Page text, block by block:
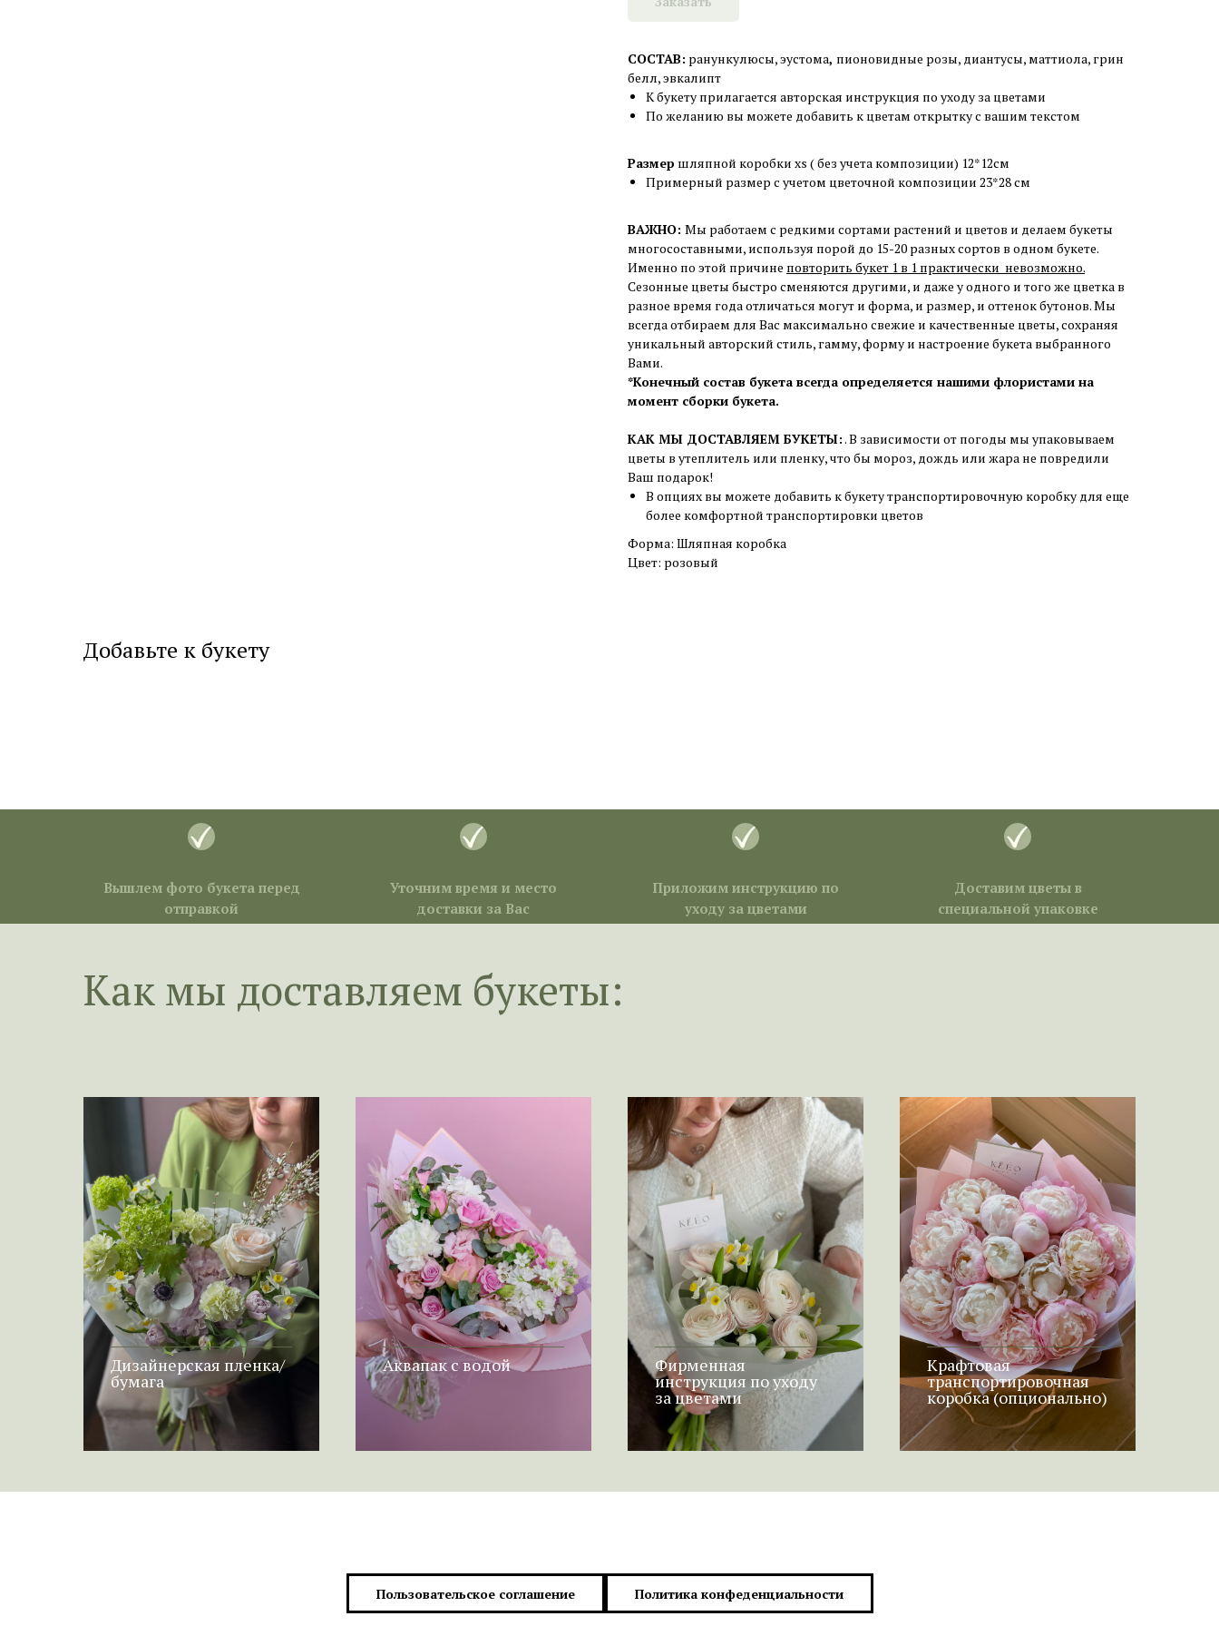
СОСТАВ: ранункулюсы,эустома, пионовидные розы, диантусы, маттиола, грин
белл, эвкалипт
К букету прилагается авторская инструкция по уходу за цветами
По желанию вы можете добавить к цветам открытку с вашим текстом
Размер шляпной коробки xs ( без учета композиции) 12*12см
Примерный размер с учетом цветочной композиции 23*28 cм
ВАЖНО: Мы работаем с редкими сортами растений и цветов и делаем букеты
многосоставными, используя порой до 15-20 разных сортов в одном букете.
Именно по этой причине повторить букет 1 в 1 практически невозможно.
Сезонные цветы быстро сменяются другими, и даже у одного и того же цветка в
разное время года отличаться могут и форма, и размер, и оттенок бутонов. Мы
всегда отбираем для Вас максимально свежие и качественные цветы, сохраняя
уникальный авторский стиль, гамму, форму и настроение букета выбранного
Вами.
*Конечный состав букета всегда определяется нашими флористами на
момент сборки букета.
КАК МЫ ДОСТАВЛЯЕМ БУКЕТЫ:. В зависимости от погоды мы упаковываем
цветы в утеплитель или пленку, что бы мороз, дождь или жара не повредили
Ваш подарок!
В опциях вы можете добавить к букету транспортировочную коробку для еще
более комфортной транспортировки цветов
Форма: Шляпная коробка
Цвет: розовый
Добавьте к букету
Вышлем фото букета перед
отправкой
Уточним время и место
доставки за Вас
Приложим инструкцию по
уходу за цветами
Доставим цветы в
специальной упаковке
Как мы доставляем букеты:
Дизайнерская пленка/
бумага
Аквапак с водой Фирменная
инструкция по уходу
за цветами
Крафтовая
транспортировочная
коробка (опционально)
Пользовательское соглашение Политика конфеденциальности